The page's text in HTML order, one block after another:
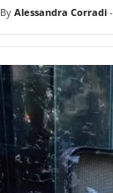
By Alessandra Corradi-